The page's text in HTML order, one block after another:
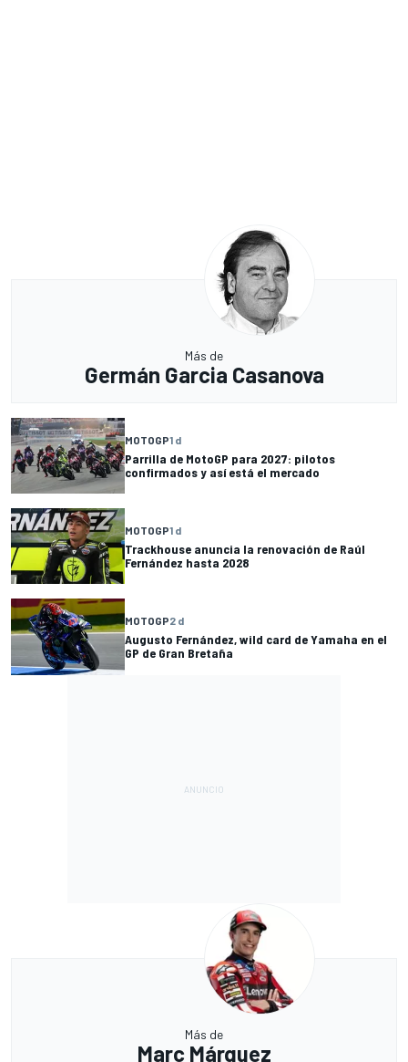
Más de
Germán Garcia Casanova
MOTOGP1 d
Parrilla de MotoGP para 2027: pilotos
confirmados y así está el mercado
MOTOGP1 d
Trackhouse anuncia la renovación de Raúl
Fernández hasta 2028
MOTOGP2 d
Augusto Fernández, wild card de Yamaha en el
GP de Gran Bretaña
Más de
Marc Márquez